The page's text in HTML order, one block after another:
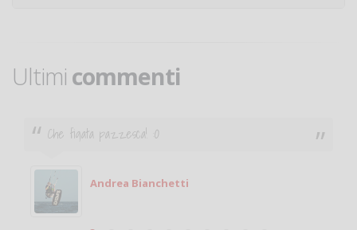
Ultimi commenti
Che figata pazzesca! :O
Andrea Bianchetti